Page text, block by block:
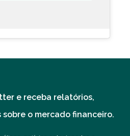
e receba relatórios,
o mercado financeiro.